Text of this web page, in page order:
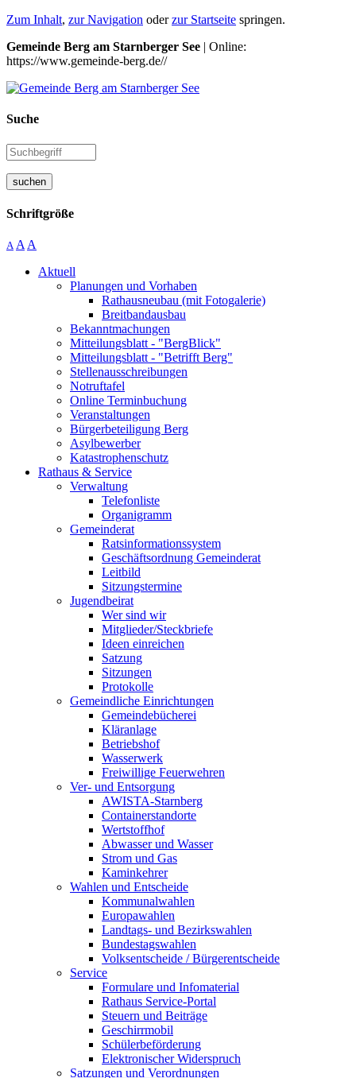
Zum Inhalt, zur Navigation oderzur Startseite springen.
Gemeinde Berg am Starnberger See | Online:
https://www.gemeinde-berg.de//
Suche
suchen
Schriftgröße
A A A
Aktuell
Planungen und Vorhaben
Rathausneubau (mit Fotogalerie)
Breitbandausbau
Bekanntmachungen
Mitteilungsblatt - "BergBlick"
Mitteilungsblatt - "Betrifft Berg"
Stellenausschreibungen
Notruftafel
Online Terminbuchung
Veranstaltungen
Bürgerbeteiligung Berg
Asylbewerber
Katastrophenschutz
Rathaus & Service
Verwaltung
Telefonliste
Organigramm
Gemeinderat
Ratsinformationssystem
Geschäftsordnung Gemeinderat
Leitbild
Sitzungstermine
Jugendbeirat
Wer sind wir
Mitglieder/Steckbriefe
Ideen einreichen
Satzung
Sitzungen
Protokolle
Gemeindliche Einrichtungen
Gemeindebücherei
Kläranlage
Betriebshof
Wasserwerk
Freiwillige Feuerwehren
Ver- und Entsorgung
AWISTA-Starnberg
Containerstandorte
Wertstoffhof
Abwasser und Wasser
Strom und Gas
Kaminkehrer
Wahlen und Entscheide
Kommunalwahlen
Europawahlen
Landtags- und Bezirkswahlen
Bundestagswahlen
Volksentscheide / Bürgerentscheide
Service
Formulare und Infomaterial
Rathaus Service-Portal
Steuern und Beiträge
Geschirrmobil
Schülerbeförderung
Elektronischer Widerspruch
Satzungen und Verordnungen